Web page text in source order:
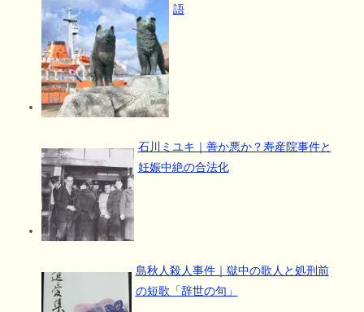
語
石川ミユキ｜善か悪か？寿産院事件と
妊娠中絶の合法化
島秋人殺人事件｜獄中の歌人と処刑前
の短歌「辞世の句」